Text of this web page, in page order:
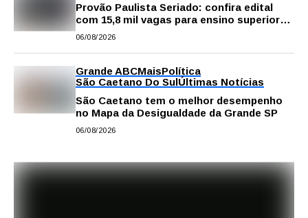
Provão Paulista Seriado: confira edital
com 15,8 mil vagas para ensino superior
público
06/08/2026
Grande ABCMaisPolítica
São Caetano Do SulÚltimas Notícias
São Caetano tem o melhor desempenho
no Mapa da Desigualdade da Grande SP
06/08/2026